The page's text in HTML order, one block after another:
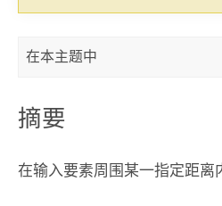
在本主题中
摘要
在输入要素周围某一指定距离